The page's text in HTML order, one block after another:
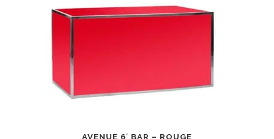
AVENUE 6′ BAR – ROUGE